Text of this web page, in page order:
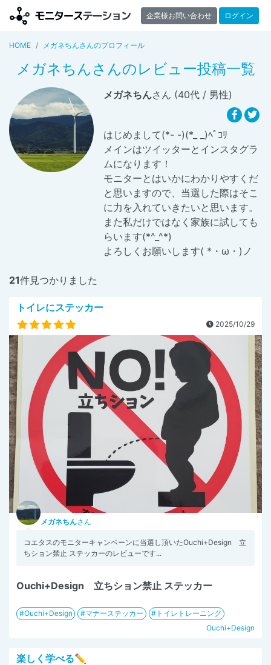
企業様お問い合わせ ログイン
HOME メガネちんさんのプロフィール
メガネちんさんのレビュー投稿一覧
メガネちんさん (40代 / 男性)
はじめまして(*- -)(*_ _)ﾍﾟｺﾘ
メインはツイッターとインスタグラ
ムになります！
モニターとはいかにわかりやすくだ
と思いますので、当選した際はそこ
に力を入れていきたいと思います。
また私だけではなく家族に試しても
らいます(*^_^*)
よろしくお願いします( *・ω・)ノ
21件見つかりました
トイレにステッカー
2025/10/29
メガネちんさん
コエタスのモニターキャンペーンに当選し頂いたOuchi+Design 立
ちション禁止 ステッカーのレビューです...
Ouchi+Design 立ちション禁止 ステッカー
Ouchi+Design マナーステッカー
トイレトレーニング
Ouchi+Design
楽しく学べる✏️